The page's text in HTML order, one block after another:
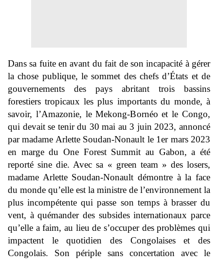
Dans sa fuite en avant du fait de son incapacité à gérer
la chose publique, le sommet des chefs d’États et de
gouvernements des pays abritant trois bassins
forestiers tropicaux les plus importants du monde, à
savoir, l’Amazonie, le Mekong-Bornéo et le Congo,
qui devait se tenir du 30 mai au 3 juin 2023, annoncé
par madame Arlette Soudan-Nonault le 1er mars 2023
en marge du One Forest Summit au Gabon, a été
reporté sine die. Avec sa « green team » des losers,
madame Arlette Soudan-Nonault démontre à la face
du monde qu’elle est la ministre de l’environnement la
plus incompétente qui passe son temps à brasser du
vent, à quémander des subsides internationaux parce
qu’elle a faim, au lieu de s’occuper des problèmes qui
impactent le quotidien des Congolaises et des
Congolais. Son périple sans concertation avec le